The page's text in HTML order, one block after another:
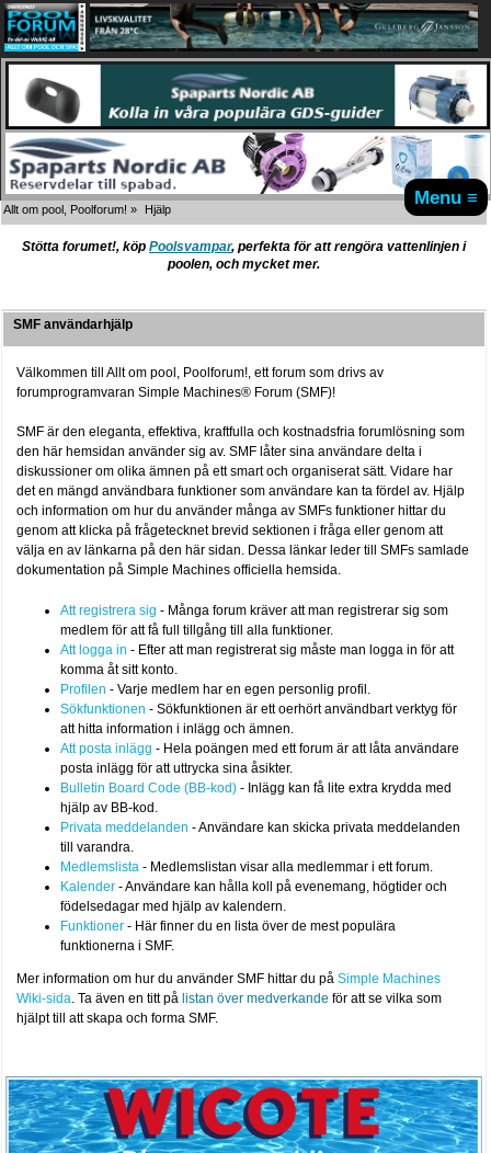
Menu ≡
Allt om pool, Poolforum! » Hjälp
Stötta forumet!, köp Poolsvampar, perfekta för att rengöra vattenlinjen i
poolen, och mycket mer.
SMF användarhjälp
Välkommen till Allt om pool, Poolforum!, ett forum som drivs av
forumprogramvaran Simple Machines® Forum (SMF)!
SMF är den eleganta, effektiva, kraftfulla och kostnadsfria forumlösning som
den här hemsidan använder sig av. SMF låter sina användare delta i
diskussioner om olika ämnen på ett smart och organiserat sätt. Vidare har
det en mängd användbara funktioner som användare kan ta fördel av. Hjälp
och information om hur du använder många av SMFs funktioner hittar du
genom att klicka på frågetecknet brevid sektionen i fråga eller genom att
välja en av länkarna på den här sidan. Dessa länkar leder till SMFs samlade
dokumentation på Simple Machines officiella hemsida.
Att registrera sig - Många forum kräver att man registrerar sig som
medlem för att få full tillgång till alla funktioner.
Att logga in - Efter att man registrerat sig måste man logga in för att
komma åt sitt konto.
Profilen - Varje medlem har en egen personlig profil.
Sökfunktionen - Sökfunktionen är ett oerhört användbart verktyg för
att hitta information i inlägg och ämnen.
Att posta inlägg - Hela poängen med ett forum är att låta användare
posta inlägg för att uttrycka sina åsikter.
Bulletin Board Code (BB-kod) - Inlägg kan få lite extra krydda med
hjälp av BB-kod.
Privata meddelanden - Användare kan skicka privata meddelanden
till varandra.
Medlemslista - Medlemslistan visar alla medlemmar i ett forum.
Kalender - Användare kan hålla koll på evenemang, högtider och
födelsedagar med hjälp av kalendern.
Funktioner - Här finner du en lista över de mest populära
funktionerna i SMF.
Mer information om hur du använder SMF hittar du påSimple Machines
Wiki-sida. Ta även en titt på listan över medverkande för att se vilka som
hjälpt till att skapa och forma SMF.